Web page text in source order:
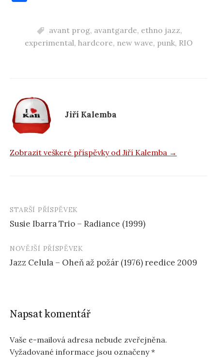
e
k
avant prog, avantgarde, ethno jazz,
experimental, hardcore, new wave, punk, RIO
Jiří Kalemba
Zobrazit veškeré příspěvky od Jiří Kalemba →
Navigace
příspěvku
STARŠÍ PŘÍSPĚVEK
Susie Ibarra Trio – Radiance (1999)
NOVĚJŠÍ PŘÍSPĚVEK
Jazz Celula – Oheň až požár (1976) reedice 2009
Napsat komentář
Vaše e-mailová adresa nebude zveřejněna.
Vyžadované informace jsou označeny*